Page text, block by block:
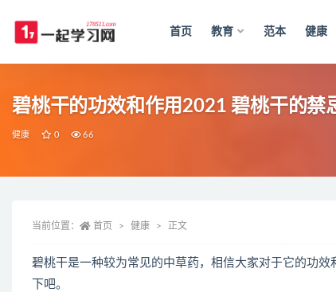
首页 教育 范本 健康
碧桃干的功效和作用2021 碧桃干的禁
健康 0 66
当前位置： 首页 健康 正文
碧桃干是一种较为常见的中草药，相信大家对于它的功效
下吧。